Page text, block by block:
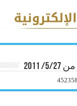
2011